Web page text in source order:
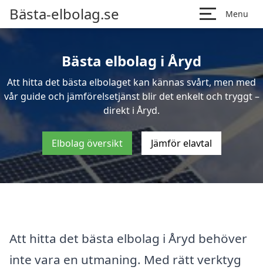
Bästa-elbolag.se Menu
Bästa elbolag i Åryd
Att hitta det bästa elbolaget kan kännas svårt, men med
vår guide och jämförelsetjänst blir det enkelt och tryggt –
direkt i Åryd.
Elbolag översikt Jämför elavtal
Att hitta det bästa elbolag i Åryd behöver
inte vara en utmaning. Med rätt verktyg